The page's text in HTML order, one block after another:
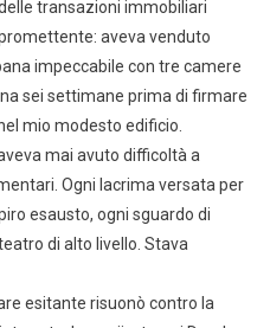
transazioni immobiliari
aveva venduto
impeccabile con tre camere
sei settimane prima di firmare
mio modesto edificio.
mai avuto difficoltà a
Ogni lacrima versata per
esausto, ogni sguardo di
di alto livello. Stava
esitante risuonò contro la